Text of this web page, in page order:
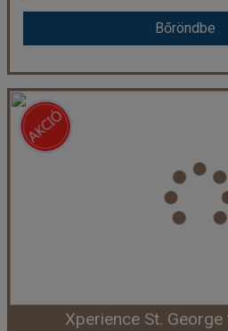
Bőröndbe
Bőröndbe
FALCON HILLS *** Sharm
Sharm El
Utazás módja:
Ellátás:
Szálláskategória:
Időpont: 2026-
Xperience St.